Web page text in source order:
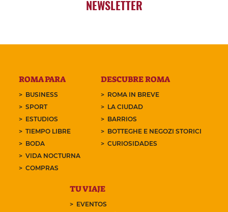
NEWSLETTER
ROMA PARA
BUSINESS
SPORT
ESTUDIOS
TIEMPO LIBRE
BODA
VIDA NOCTURNA
COMPRAS
DESCUBRE ROMA
ROMA IN BREVE
LA CIUDAD
BARRIOS
BOTTEGHE E NEGOZI STORICI
CURIOSIDADES
TU VIAJE
EVENTOS